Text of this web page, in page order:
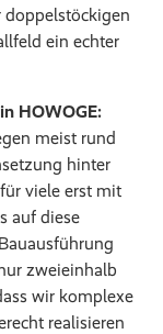
doppelstöckigen
ein echter
HOWOGE:
meist rund
hinter
viele erst mit
auf diese
zweieinhalb
wir komplexe
realisieren